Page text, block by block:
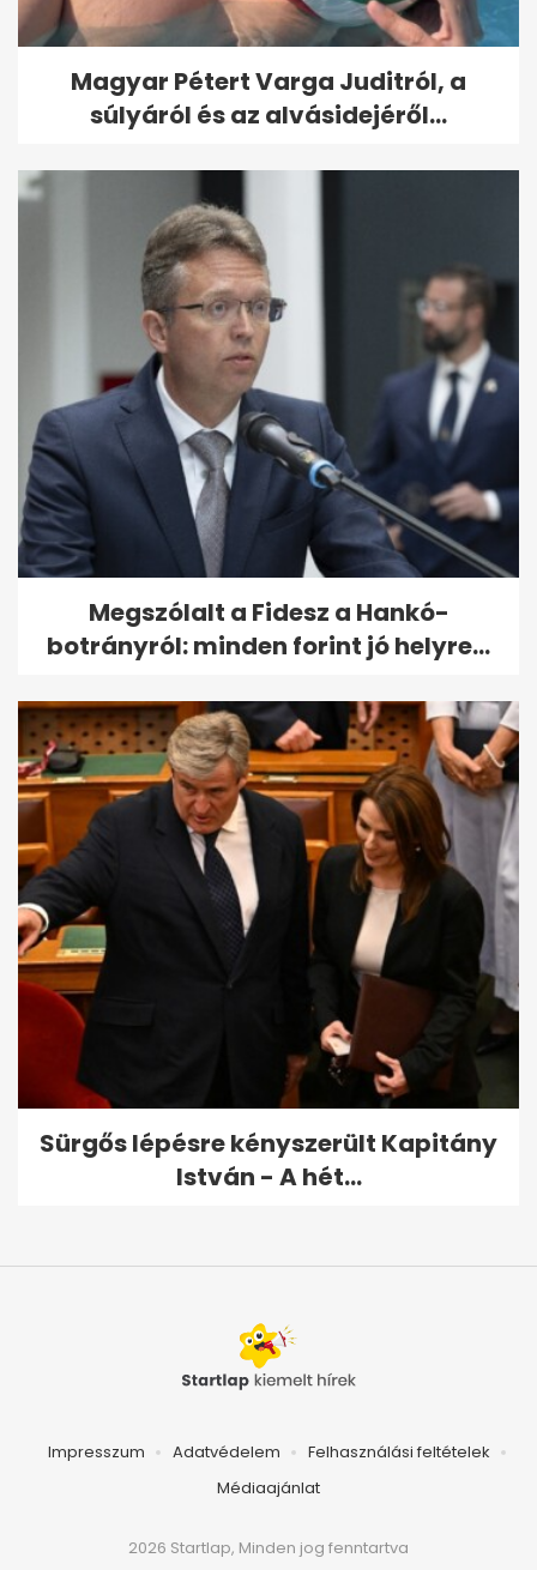
Magyar Pétert Varga Juditról, a
súlyáról és az alvásidejéről...
Megszólalt a Fidesz a Hankó-
botrányról: minden forint jó helyre...
Sürgős lépésre kényszerült Kapitány
István - A hét...
Impresszum Adatvédelem
Felhasználási feltételek
Médiaajánlat
2026 Startlap, Minden jog fenntartva